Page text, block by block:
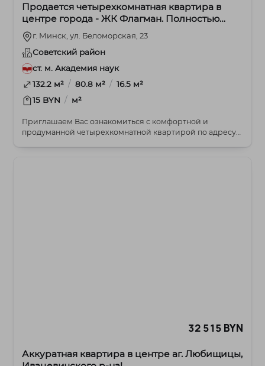
Продается четырехкомнатная квартира в
центре города - ЖК Флагман. Полностью
готова к проживанию!
г. Минск, ул. Беломорская, 23
Советский район
ст. м. Академия наук
132.2 м² / 80.8 м² / 16.5 м²
15 BYN / м²
Приглашаем Вас ознакомиться с комфортной и
продуманной четырехкомнатной квартирой по адресу
32 515 BYN
Аккуратная квартира в центре аг. Любищицы,